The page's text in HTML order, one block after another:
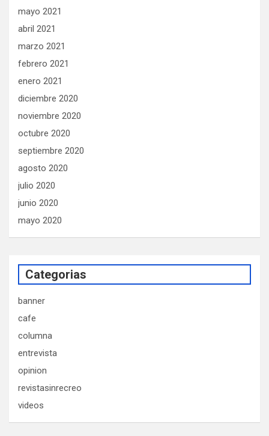
mayo 2021
abril 2021
marzo 2021
febrero 2021
enero 2021
diciembre 2020
noviembre 2020
octubre 2020
septiembre 2020
agosto 2020
julio 2020
junio 2020
mayo 2020
Categorias
banner
cafe
columna
entrevista
opinion
revistasinrecreo
videos